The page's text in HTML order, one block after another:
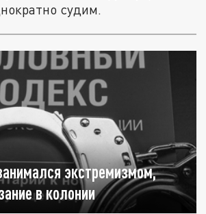
судим.
экстремизмом,
в колонии